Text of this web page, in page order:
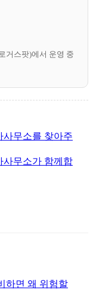
거스팟)에서 운영 중
사무소를 찾아주
사무소가 함께합
하면 왜 위험할